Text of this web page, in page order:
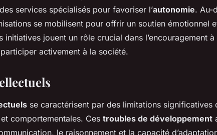
services spécialisés pour favoriser l’autonomie. Au-
se mobilisent pour offrir un soutien émotionnel
initiatives jouent un rôle crucial dans l’encouragement
activement à la société.
se caractérisent par des limitations significatives
comportementales. Ces troubles de développement
le raisonnement et la capacité